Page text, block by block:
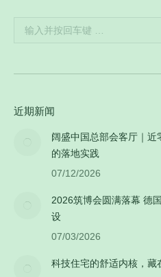
Search:
近期新闻
阔盛中国总部会客厅｜
的落地实践
07/12/2026
2026筑博会圆满落幕 德
设
07/03/2026
科技住宅的舒适内核，藏